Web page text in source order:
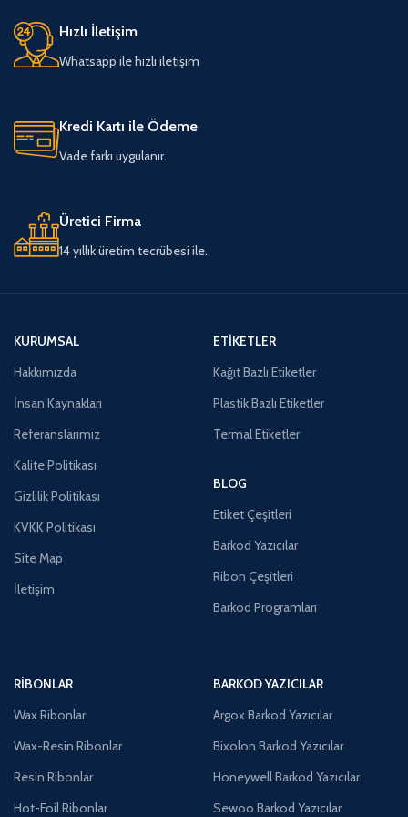
Hızlı İletişim
Whatsapp ile hızlı iletişim
Kredi Kartı ile Ödeme
Vade farkı uygulanır.
Üretici Firma
14 yıllık üretim tecrübesi ile..
KURUMSAL
Hakkımızda
İnsan Kaynakları
Referanslarımız
Kalite Politikası
Gizlilik Politikası
KVKK Politikası
Site Map
İletişim
ETIKETLER
Kağıt Bazlı Etiketler
Plastik Bazlı Etiketler
Termal Etiketler
BLOG
Etiket Çeşitleri
Barkod Yazıcılar
Ribon Çeşitleri
Barkod Programları
RIBONLAR
Wax Ribonlar
Wax-Resin Ribonlar
Resin Ribonlar
Hot-Foil Ribonlar
BARKOD YAZICILAR
Argox Barkod Yazıcılar
Bixolon Barkod Yazıcılar
Honeywell Barkod Yazıcılar
Sewoo Barkod Yazıcılar